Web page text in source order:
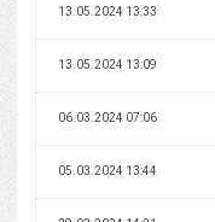
13.05.2024 13:33
13.05.2024 13:09
06.03.2024 07:06
05.03.2024 13:44